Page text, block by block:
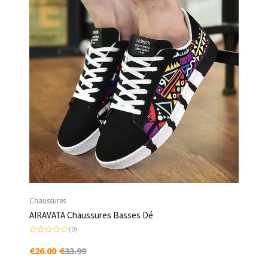
Chaussures
AIRAVATA Chaussures Basses Dé
o
t
(0)
€33.99
€26.00